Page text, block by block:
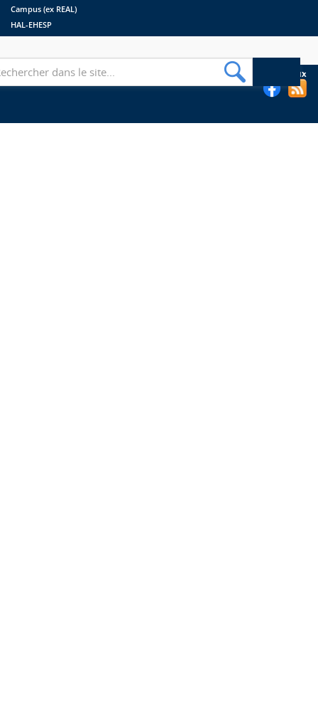
Campus (ex REAL)
HAL-EHESP
Suivez les bibliothèques de l'EHESP sur les réseaux sociaux